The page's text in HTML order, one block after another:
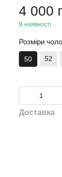
4 000
В наявності
Розміри
50 52
Доставка